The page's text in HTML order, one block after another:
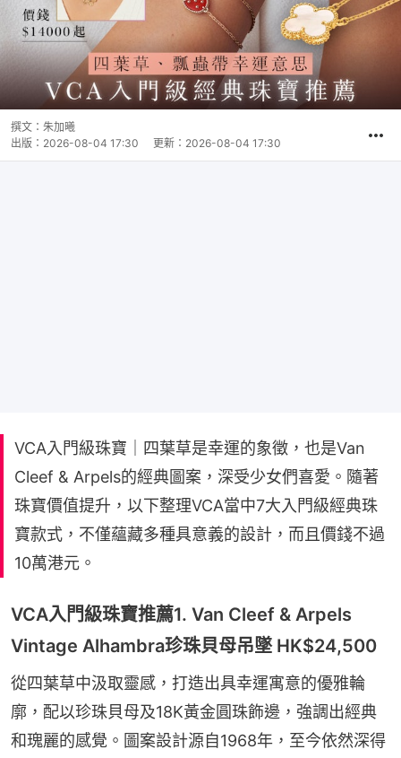
撰文： 朱加曦
出版： 2026-08-04 17:30 更新： 2026-08-04 17:30
VCA入門級珠寶｜四葉草是幸運的象徵，也是Van
Cleef & Arpels的經典圖案，深受少女們喜愛。隨著
珠寶價值提升，以下整理VCA當中7大入門級經典珠
寶款式，不僅蘊藏多種具意義的設計，而且價錢不過
10萬港元。
VCA入門級珠寶推薦1. Van Cleef & Arpels
Vintage Alhambra珍珠貝母吊墜 HK$24,500
從四葉草中汲取靈感，打造出具幸運寓意的優雅輪
廓，配以珍珠貝母及18K黃金圓珠飾邊，強調出經典
和瑰麗的感覺。圖案設計源自1968年，至今依然深得